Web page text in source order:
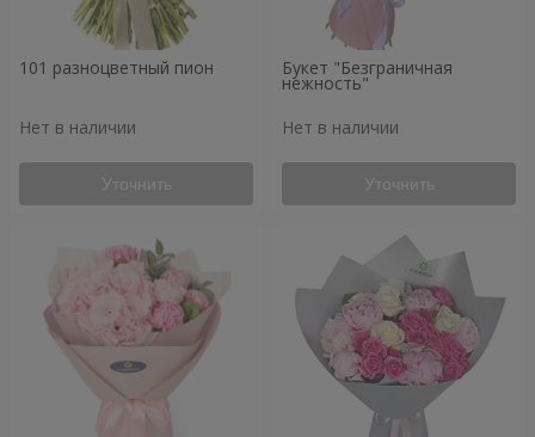
101 разноцветный пион
Нет в наличии
Уточнить
Букет "Безграничная
нежность"
Нет в наличии
Уточнить